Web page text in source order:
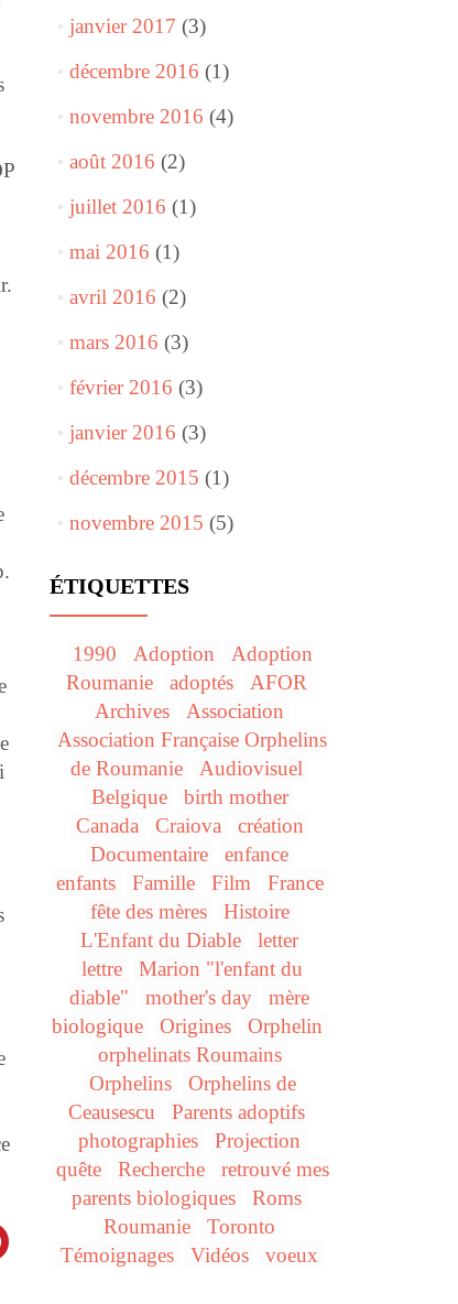
janvier 2017 (3)
décembre 2016 (1)
novembre 2016 (4)
août 2016 (2)
juillet 2016 (1)
mai 2016 (1)
avril 2016 (2)
mars 2016 (3)
février 2016 (3)
janvier 2016 (3)
décembre 2015 (1)
novembre 2015 (5)
ÉTIQUETTES
1990 Adoption
Adoption
Roumanie
adoptés
AFOR
Archives
Association
Association Française Orphelins
de Roumanie
Audiovisuel
Belgique
birth mother
Canada
Craiova
création
Documentaire
enfance
enfants
Famille Film
France
fête des mères
Histoire
L'Enfant du Diable
letter
lettre
Marion "l'enfant du
diable"
mother's day
mère
biologique
Origines
Orphelin
orphelinats Roumains
Orphelins
Orphelins de
Ceausescu
Parents adoptifs
photographies
Projection
quête
Recherche
retrouvé mes
parents biologiques
Roms
Roumanie
Toronto
Témoignages
Vidéos voeux